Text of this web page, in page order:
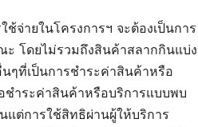
จ่ายในโครงการฯ จะต้องเป็นการ
โดยไม่รวมถึงสินค้าสลากกินแบ่ง
ๆที่เป็นการชำระค่าสินค้าหรือ
ชำระค่าสินค้าหรือบริการแบบพบ
แต่การใช้สิทธิผ่านผู้ให้บริการ